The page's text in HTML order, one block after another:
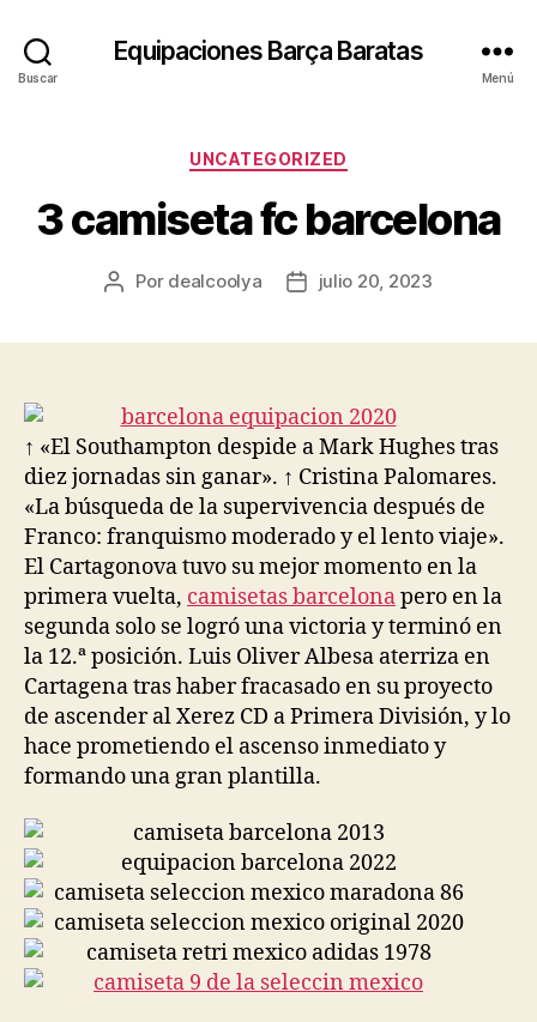
Buscar
Equipaciones Barça Baratas
Menú
Categorías
UNCATEGORIZED
3 camiseta fc barcelona
Autor
Por dealcoolya
Fechajulio 20, 2023
↑ «El Southampton despide a Mark Hughes tras
diez jornadas sin ganar». ↑ Cristina Palomares.
«La búsqueda de la supervivencia después de
Franco: franquismo moderado y el lento viaje».
El Cartagonova tuvo su mejor momento en la
primera vuelta, camisetas barcelonapero en la
segunda solo se logró una victoria y terminó en
la 12.ª posición. Luis Oliver Albesa aterriza en
Cartagena tras haber fracasado en su proyecto
de ascender al Xerez CD a Primera División, y lo
hace prometiendo el ascenso inmediato y
formando una gran plantilla.